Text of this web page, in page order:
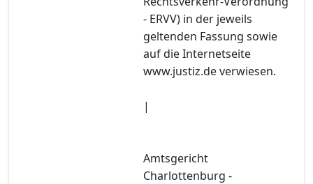
- ERVV) in der jeweils
geltenden Fassung sowie
auf die Internetseite
www.justiz.de verwiesen.
|
Amtsgericht
Charlottenburg -